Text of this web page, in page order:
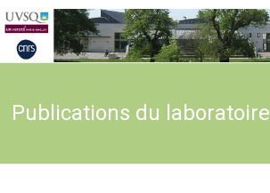
Publications du laboratoire